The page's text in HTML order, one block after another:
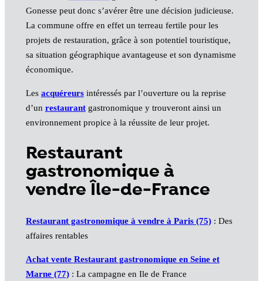
Gonesse peut donc s’avérer être une décision judicieuse.
La commune offre en effet un terreau fertile pour les
projets de restauration, grâce à son potentiel touristique,
sa situation géographique avantageuse et son dynamisme
économique.
Les acquéreursintéressés par l’ouverture ou la reprise
d’un restaurantgastronomique y trouveront ainsi un
environnement propice à la réussite de leur projet.
Restaurant
gastronomique à
vendre Île-de-France
Restaurant gastronomique à vendre à Paris (75): Des
affaires rentables
Achat vente Restaurant gastronomique en Seine et
Marne (77): La campagne en Ile de France